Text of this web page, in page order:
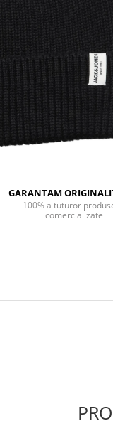
GARANTAM
100% a tuturor
comercializate